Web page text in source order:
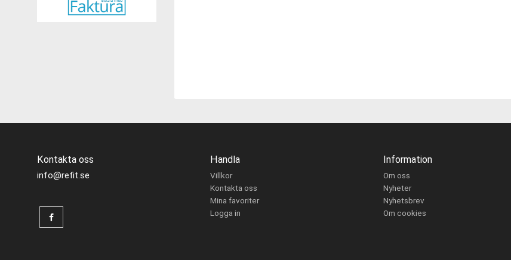
Kontakta oss
info@refit.se
Handla
Villkor
Kontakta oss
Mina favoriter
Logga in
Information
Om oss
Nyheter
Nyhetsbrev
Om cookies